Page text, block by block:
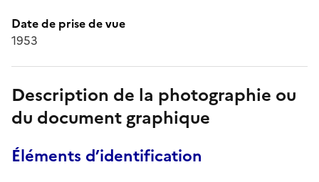
Date de prise de vue
1953
Description de la photographie ou
du document graphique
Éléments d’identification